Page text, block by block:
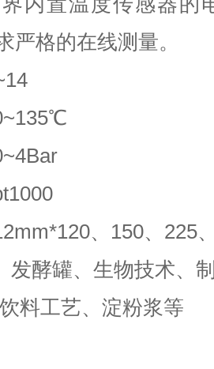
严格的在线测量。
℃
4Bar
、 150、 225
发酵罐、生物技术、
料工艺、淀粉浆等